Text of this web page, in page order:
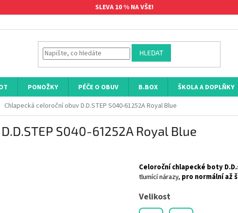
SLEVA 10 % NA VŠE!
HLEDAT
PONOŽKY PÉČE O OBUV B.BOX ŠKOLA A DOPLŇKY
Chlapecká celoroční obuv D.D.STEP S040-61252A Royal Blue
S040-61252A Royal Blue
Velikost
Celoroční chlapecké boty
tlumící nárazy, pro normální až